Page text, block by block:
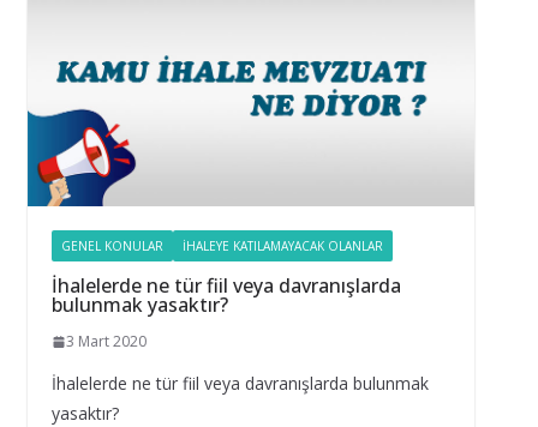
GENEL KONULAR İHALEYE KATILAMAYACAK OLANLAR
İhalelerde ne tür fiil veya davranışlarda
bulunmak yasaktır?
3 Mart 2020
İhalelerde ne tür fiil veya davranışlarda bulunmak
yasaktır?